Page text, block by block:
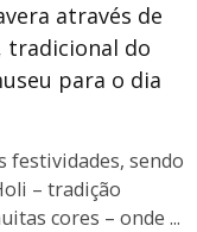
através de
tradicional do
para o dia
festividades, sendo
– tradição
cores – onde ...